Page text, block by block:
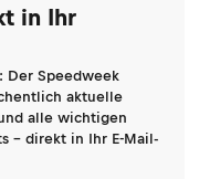
in Ihr
Der Speedweek
aktuelle
alle wichtigen
- direkt in Ihr E-Mail-